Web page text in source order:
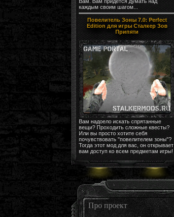
каждым своим шагом...
Повелитель Зоны 7.0: Perfect
Edition для игры Сталкер Зов
Припяти
Вам надоело искать спрятанные
вещи? Проходить сложные квесты?
Или вы просто хотите себя
почувствовать "повелителем зоны"?
Тогда этот мод для вас, он открывает
вам доступ ко всем предметам игры!
Про проект